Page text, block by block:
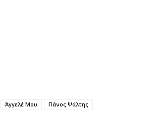
Άγγελέ Μου Πάνος Ψάλτης